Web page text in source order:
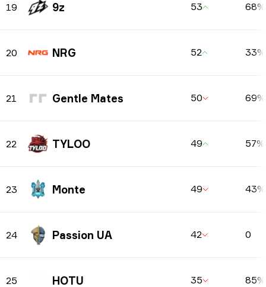
19 9z 53 68%
20 NRG 52 33%
21 Gentle Mates 50 69%
22 TYLOO 49 57%
23 Monte 49 43%
24 Passion UA 42 0
25 HOTU 35 85%